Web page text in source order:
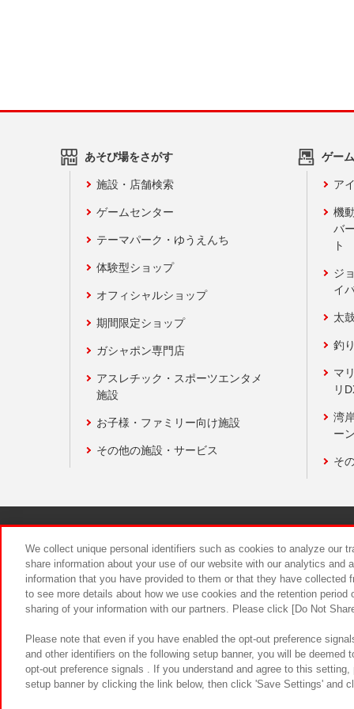
あそび場をさがす
施設・店舗検索
ゲームセンター
テーマパーク・ゆうえんち
体験型ショップ
オフィシャルショップ
期間限定ショップ
ガシャポン専門店
アスレチック・スポーツエンタメ
施設
お子様・ファミリー向け施設
その他の施設・サービス
ゲー
ア
機
バ
ト
ジ
イ
太
釣
マ
リ
湾
ー
そ
食品のご
We collect unique personal identifiers such as cookies to analyze our
share information about your use of our website with our analytics and
information that you have provided to them or that they have
to see more details about how we use cookies and the retention
sharing of your information with our partners. Please click [Do Not
Please note that even if you have enabled the opt-out preference
and other identifiers on the following setup banner, you will be
opt-out preference signals . If you understand and agree to this
setup banner by clicking the link below, then click 'Save Settings' and